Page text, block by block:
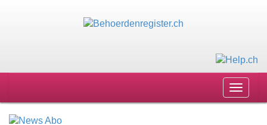
Toggle